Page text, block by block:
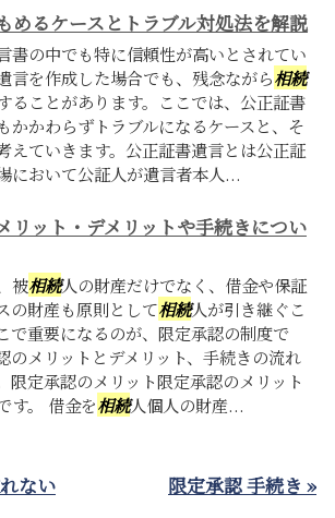
めるケースとトラブル対処法を解説
書の中でも特に信頼性が高いとされてい
言を作成した場合でも、残念ながら相続
ることがあります。ここでは、公正証書
かかわらずトラブルになるケースと、そ
えていきます。公正証書遺言とは公正証
において公証人が遺言者本人...
リット・デメリットや手続きについ
被相続人の財産だけでなく、借金や保証
の財産も原則として相続人が引き継ぐこ
で重要になるのが、限定承認の制度で
のメリットとデメリット、手続きの流れ
限定承認のメリット限定承認のメリット
す。 借金を相続人個人の財産...
ない
限定承認 手続き »